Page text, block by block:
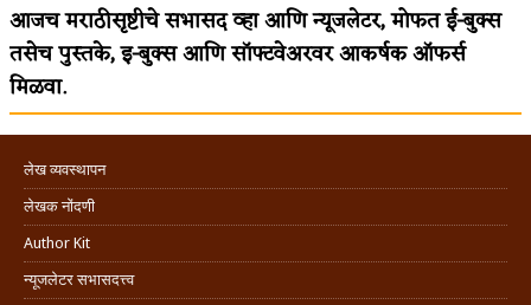
आजच मराठीसृष्टीचे सभासद व्हा आणि न्यूजलेटर, मोफत ई-बुक्स
तसेच पुस्तके, इ-बुक्स आणि सॉफ्टवेअरवर आकर्षक ऑफर्स
मिळवा.
लेख व्यवस्थापन
लेखक नोंदणी
Author Kit
न्यूजलेटर सभासदत्त्व